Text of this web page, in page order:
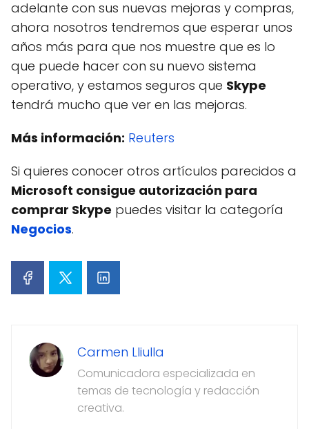
adelante con sus nuevas mejoras y compras,
ahora nosotros tendremos que esperar unos
años más para que nos muestre que es lo
que puede hacer con su nuevo sistema
operativo, y estamos seguros que Skype
tendrá mucho que ver en las mejoras.
Más información: Reuters
Si quieres conocer otros artículos parecidos a
Microsoft consigue autorización para
comprar Skype puedes visitar la categoría
Negocios.
Carmen Lliulla
Comunicadora especializada en
temas de tecnología y redacción
creativa.